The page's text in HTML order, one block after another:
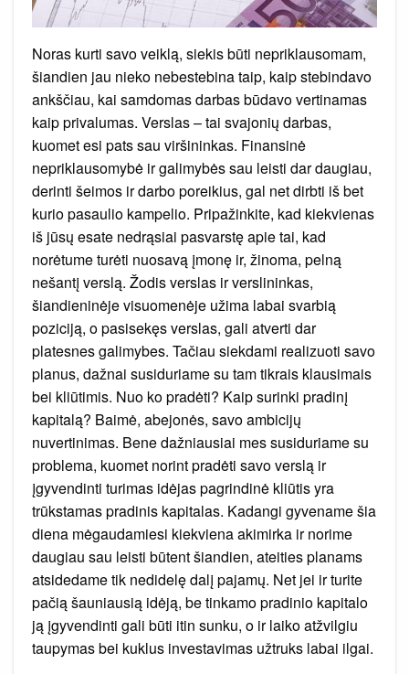
Noras kurti savo veiklą, siekis būti nepriklausomam,
šiandien jau nieko nebestebina taip, kaip stebindavo
ankščiau, kai samdomas darbas būdavo vertinamas
kaip privalumas. Verslas – tai svajonių darbas,
kuomet esi pats sau viršininkas. Finansinė
nepriklausomybė ir galimybės sau leisti dar daugiau,
derinti šeimos ir darbo poreikius, gal net dirbti iš bet
kurio pasaulio kampelio. Pripažinkite, kad kiekvienas
iš jūsų esate nedrąsiai pasvarstę apie tai, kad
norėtume turėti nuosavą įmonę ir, žinoma, pelną
nešantį verslą. Žodis verslas ir verslininkas,
šiandieninėje visuomenėje užima labai svarbią
poziciją, o pasisekęs verslas, gali atverti dar
platesnes galimybes. Tačiau siekdami realizuoti savo
planus, dažnai susiduriame su tam tikrais klausimais
bei kliūtimis. Nuo ko pradėti? Kaip surinki pradinį
kapitalą? Baimė, abejonės, savo ambicijų
nuvertinimas. Bene dažniausiai mes susiduriame su
problema, kuomet norint pradėti savo verslą ir
įgyvendinti turimas idėjas pagrindinė kliūtis yra
trūkstamas pradinis kapitalas. Kadangi gyvename šia
diena mėgaudamiesi kiekviena akimirka ir norime
daugiau sau leisti būtent šiandien, ateities planams
atsidedame tik nedidelę dalį pajamų. Net jei ir turite
pačią šauniausią idėją, be tinkamo pradinio kapitalo
ją įgyvendinti gali būti itin sunku, o ir laiko atžvilgiu
taupymas bei kuklus investavimas užtruks labai ilgai.